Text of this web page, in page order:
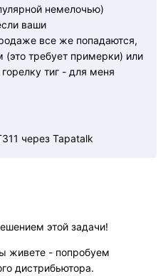
немелочью)
ваши
все же попадаются,
(это требует примерки) или
тиг - для меня
через Tapatalk
этой задачи!
живете - попробуем
дистрибьютора.